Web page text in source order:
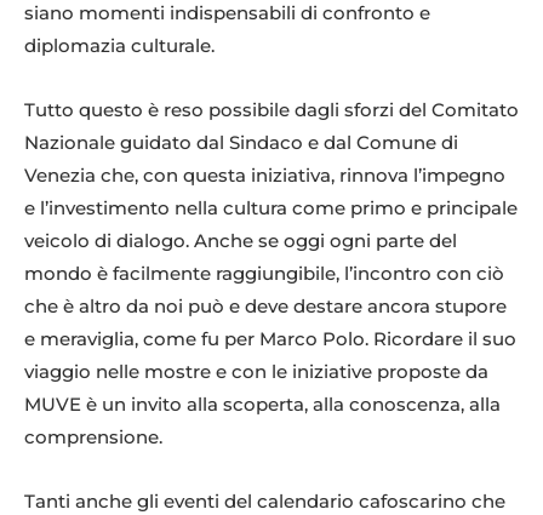
siano momenti indispensabili di confronto e
diplomazia culturale.
Tutto questo è reso possibile dagli sforzi del Comitato
Nazionale guidato dal Sindaco e dal Comune di
Venezia che, con questa iniziativa, rinnova l’impegno
e l’investimento nella cultura come primo e principale
veicolo di dialogo. Anche se oggi ogni parte del
mondo è facilmente raggiungibile, l’incontro con ciò
che è altro da noi può e deve destare ancora stupore
e meraviglia, come fu per Marco Polo. Ricordare il suo
viaggio nelle mostre e con le iniziative proposte da
MUVE è un invito alla scoperta, alla conoscenza, alla
comprensione.
Tanti anche gli eventi del calendario cafoscarino che